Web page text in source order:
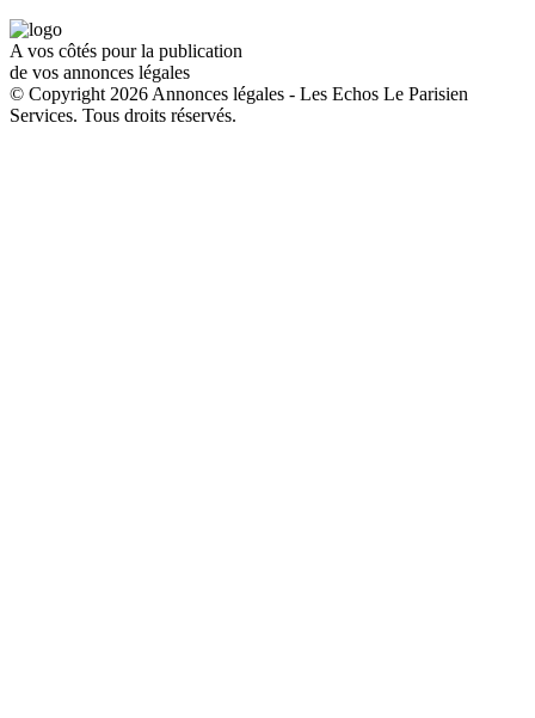
A vos côtés pour la publication
de vos annonces légales
© Copyright 2026 Annonces légales - Les Echos Le Parisien
Services. Tous droits réservés.